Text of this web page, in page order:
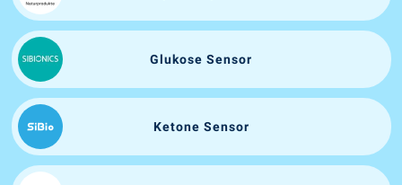
Glukose Sensor
Ketone Sensor